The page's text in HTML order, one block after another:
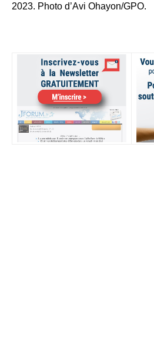
2023. Photo d’Avi Ohayon/GPO.